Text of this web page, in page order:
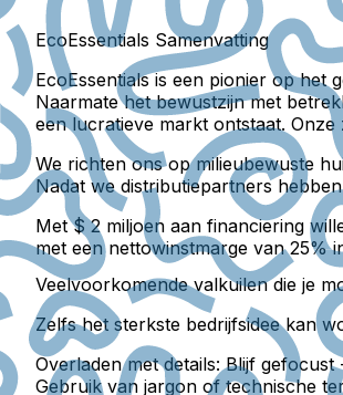
EcoEssentials Samenvatting
EcoEssentials is een pionier op
Naarmate het bewustzijn met
een lucratieve markt ontstaat.
We richten ons op milieubewuste
Nadat we distributiepartners
Met $ 2 miljoen aan financiering
met een nettowinstmarge van 25%
Veelvoorkomende valkuilen die je
Zelfs het sterkste bedrijfsidee kan
Overladen met details: Blijf gefocust
Gebruik van jargon of technische